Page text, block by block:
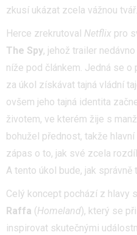
zkusí ukázat zcela vážnou tvář.
Herce zrekrutoval Netflix pro
The Spy, jehož trailer
níže pod článkem. Jedná se o
za úkol získávat tajná vládní
ovšem jeho tajná identita
životem, ve kterém žije s
bohužel přednost, takže
zápas o to, jak své zcela
A tento úkol bude, jak správně
Celý koncept pochází z hlavy
Raffa (Homeland), který se
inspirovat skutečnými